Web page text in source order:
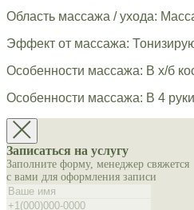
Область массажа / ухода:
Эффект от массажа:
Особенности массажа: В х/б
Особенности массажа: В 4 руки
Записаться на услугу
Заполните форму, менеджер свяжется
с вами для оформления записи